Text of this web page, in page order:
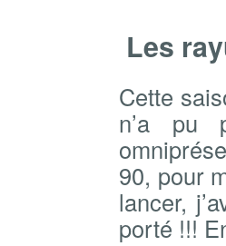
Les
Cette
n’a pu
90, pour
lancer,
porté !!!